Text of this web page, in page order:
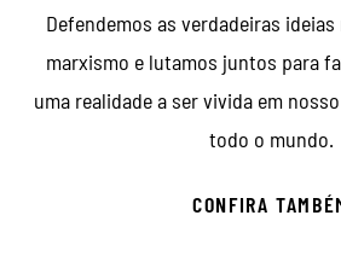
Defendemos as verdadeiras
marxismo e lutamos juntos para
uma realidade a ser vivida em
todo o mundo.
CONFIRA